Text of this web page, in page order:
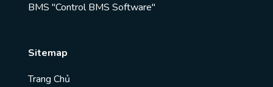
BMS "Control BMS Software"
Sitemap
Trang Chủ